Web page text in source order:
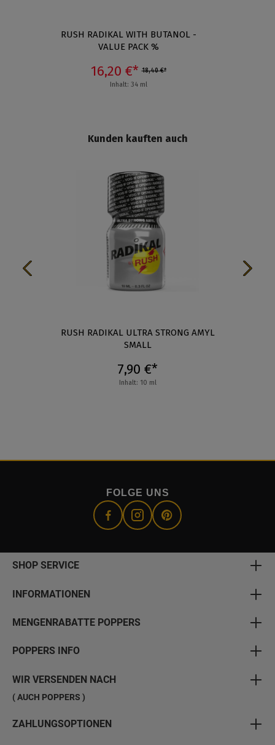
RUSH RADIKAL WITH BUTANOL -
VALUE PACK %
16,20 €* 18,40 €*
Inhalt: 34 ml
Kunden kauften auch
RUSH RADIKAL ULTRA STRONG AMYL
SMALL
7,90 €*
Inhalt: 10 ml
FOLGE UNS
SHOP SERVICE
INFORMATIONEN
MENGENRABATTE POPPERS
POPPERS INFO
WIR VERSENDEN NACH
( AUCH POPPERS )
ZAHLUNGSOPTIONEN